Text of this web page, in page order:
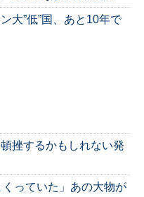
大”低”国、あと10年で
挫するかもしれない発
っていた」あの大物が